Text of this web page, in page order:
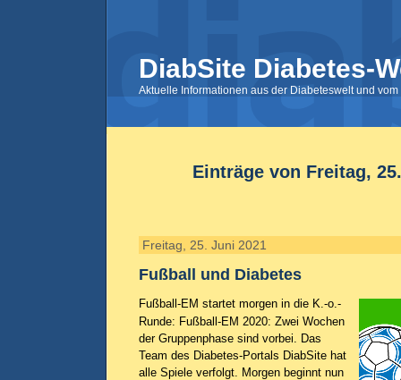
DiabSite Diabetes-
Aktuelle Informationen aus der Diabeteswelt und
Einträge von Freitag,
Freitag, 25. Juni 2021
Fußball und Diabetes
Fußball-EM startet morgen in die K.-o.-
Runde: Fußball-EM 2020: Zwei Wochen
der Gruppenphase sind vorbei. Das
Team des Diabetes-Portals DiabSite hat
alle Spiele verfolgt. Morgen beginnt nun